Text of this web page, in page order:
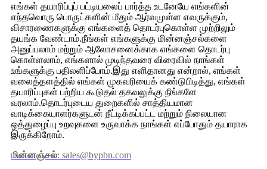
எங்கள் தயாரிப்புப் பட்டியலைப் பார்த்த உடனேயே எங்களின்
எந்தவொரு பொருட்களின் மீதும் ஆர்வமுள்ள எவருக்கும்,
விசாரணைகளுக்கு எங்களைத் தொடர்புகொள்ள முற்றிலும்
தயங்க வேண்டாம்.நீங்கள் எங்களுக்கு மின்னஞ்சல்களை
அனுப்பலாம் மற்றும் ஆலோசனைக்காக எங்களை தொடர்பு
கொள்ளலாம், எங்களால் முடிந்தவரை விரைவில் நாங்கள்
உங்களுக்கு பதிலளிப்போம்.இது எளிதானது என்றால், எங்கள்
வலைத்தளத்தில் எங்கள் முகவரியைக் கண்டுபிடித்து, எங்கள்
தயாரிப்புகள் பற்றிய கூடுதல் தகவலுக்கு நீங்களே
வரலாம்.தொடர்புடைய துறைகளில் சாத்தியமான
வாடிக்கையாளர்களுடன் நீட்டிக்கப்பட்ட மற்றும் நிலையான
ஒத்துழைப்பு உறவுகளை உருவாக்க நாங்கள் எப்போதும் தயாராக
இருக்கிறோம்.
மின்னஞ்சல்: sales@bypbn.com